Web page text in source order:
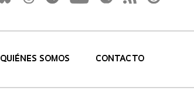
QUIÉNES SOMOS CONTACTO